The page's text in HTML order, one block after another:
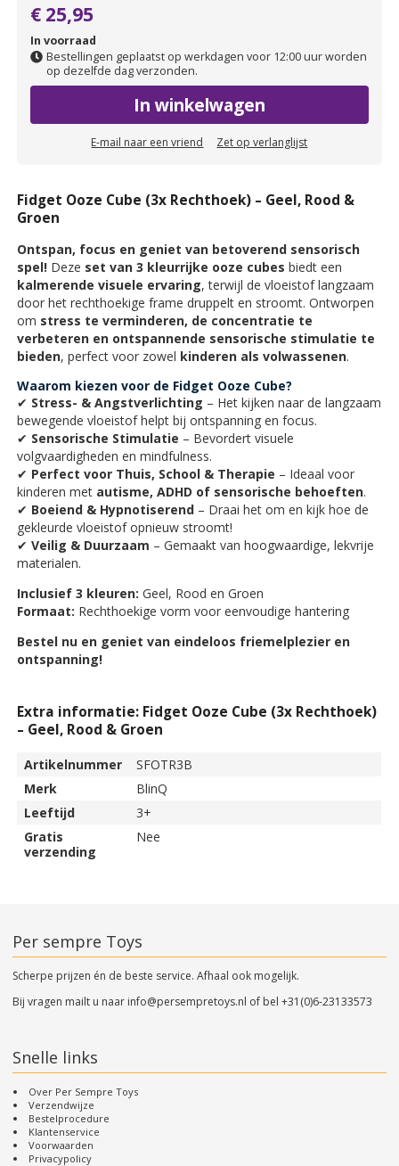
€ 25,95
In voorraad
Bestellingen geplaatst op werkdagen voor 12:00 uur worden
op dezelfde dag verzonden.
In winkelwagen
E-mail naar een vriend Zet op verlanglijst
Fidget Ooze Cube (3x Rechthoek) – Geel, Rood &
Groen
Ontspan, focus en geniet van betoverend sensorisch
spel! Deze set van 3 kleurrijke ooze cubes biedt een
kalmerende visuele ervaring, terwijl de vloeistof langzaam
door het rechthoekige frame druppelt en stroomt. Ontworpen
om stress te verminderen, de concentratie te
verbeteren en ontspannende sensorische stimulatie te
bieden, perfect voor zowel kinderen als volwassenen.
Waarom kiezen voor de Fidget Ooze Cube?
✔ Stress- & Angstverlichting – Het kijken naar de langzaam
bewegende vloeistof helpt bij ontspanning en focus.
✔ Sensorische Stimulatie – Bevordert visuele
volgvaardigheden en mindfulness.
✔ Perfect voor Thuis, School & Therapie – Ideaal voor
kinderen met autisme, ADHD of sensorische behoeften.
✔ Boeiend & Hypnotiserend – Draai het om en kijk hoe de
gekleurde vloeistof opnieuw stroomt!
✔Veilig & Duurzaam – Gemaakt van hoogwaardige, lekvrije
materialen.
Inclusief 3 kleuren: Geel, Rood en Groen
Formaat: Rechthoekige vorm voor eenvoudige hantering
Bestel nu en geniet van eindeloos friemelplezier en
ontspanning!
Extra informatie: Fidget Ooze Cube (3x Rechthoek)
– Geel, Rood & Groen
Artikelnummer
SFOTR3B
Merk
BlinQ
Leeftijd
3+
Gratis
verzending
Nee
Per sempre Toys
Scherpe prijzen én de beste service. Afhaal ook mogelijk.
Bij vragen mailt u naar info@persempretoys.nl of bel+31(0)6-23133573
Snelle links
Over Per Sempre Toys
Verzendwijze
Bestelprocedure
Klantenservice
Voorwaarden
Privacypolicy